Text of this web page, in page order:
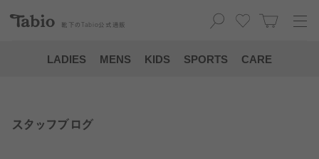
靴下の Tabio 公式通販
LADIES MENS KIDS SPORTS CARE
スタッフブログ